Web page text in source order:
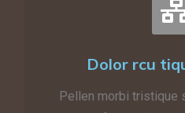
Dolor rcu
Pellen morbi tristique